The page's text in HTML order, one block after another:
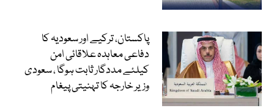
پاکستان، ترکیے اور سعودیہ کا
دفاعی معاہدہ علاقائی امن
کیلئے مددگار ثابت ہوگا ، سعودی
وزیر خارجہ کا تہنیتی پیغام